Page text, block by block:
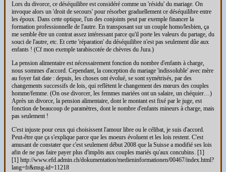
Lors du divorce, ce déséquilibre est considéré comme un 'résidu' du mariage. On
invoque alors un 'droit de secours' pour résorber graduellement ce déséquilibre entre
les époux. Dans cette optique, l'un des conjoints peut par exemple financer la
formation professionnelle de l'autre. En transposant sur un couple homo/lesbien, ça
me semble être un contrat assez intéressant parce qu'il porte les valeurs du partage, du
souci de l'autre, etc. Et cette 'réparation' du déséquilibre n'est pas seulement dûe aux
enfants ! (Cf mon exemple tarabiscotée de chèvres du Jura.)
La pension alimentaire est nécessairement fonction du nombre d'enfants à charge,
nous sommes d'accord. Cependant, la conception du mariage 'indissoluble' avec mère
au foyer fait date : depuis, les choses ont évolué, se sont symétrisés, par des
changements successifs de lois, qui reflètent le changement des mœurs des couples
homme/femme. (On ose divorcer, les femmes mariées ont un salaire, un chéquier…)
Après un divorce, la pension alimentaire, dont le montant est fixé par le juge, est
fonction de beaucoup de paramètres, dont le nombre d'enfants mineurs à charge, mais
pas seulement !
C'est injuste pour ceux qui choisissent l'amour libre ou le célibat, je suis d'accord.
Peut-être que ça s'explique parce que les moeurs évoluent et les lois restent. C'est
amusant de constater que c'est seulement début 2008 que la Suisse a modifié ses lois
afin de ne pas faire payer plus d'impôts aux couples mariés qu'aux concubins. [1]
[1] http://www.efd.admin.ch/dokumentation/medieninformationen/00467/index.html?
lang=fr&msg-id=11218